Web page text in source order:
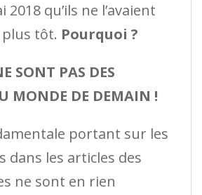
qu’ils ne l’avaient
tôt. Pourquoi ?
SONT PAS DES
MONDE DE DEMAIN !
portant sur les
dans les articles des
ne sont en rien